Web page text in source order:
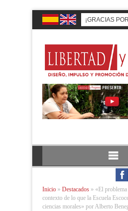
Inicio » Destacados » «El
contexto de lo que la Escuela
ciencias morales» por Alberto